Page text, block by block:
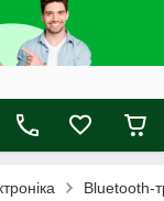
Bluetooth-